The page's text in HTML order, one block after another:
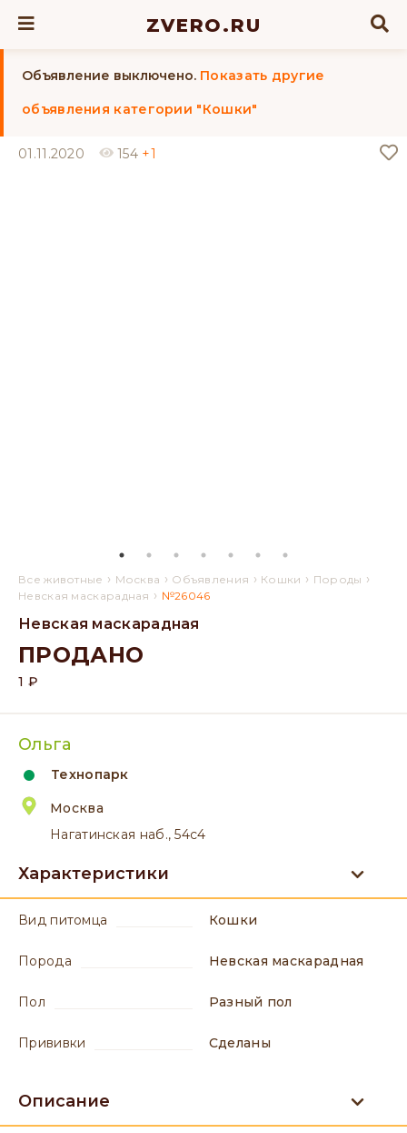
ZVERO.RU
Объявление выключено. Показать другие
объявления категории "Кошки"
01.11.2020 154 +1
Все животные › Москва › Объявления › Кошки › Породы ›
Невская маскарадная › №26046
Невская маскарадная
ПРОДАНО
1 ₽
Ольга
Технопарк
Москва
Нагатинская наб., 54с4
Характеристики
вид питомца Кошки
порода Невская маскарадная
пол разный пол
прививки сделаны
Описание